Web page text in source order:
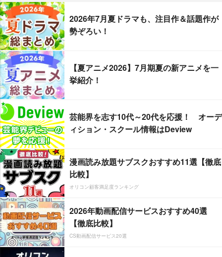
2026年7月夏ドラマも、注目作＆話題作が
勢ぞろい！
【夏アニメ2026】7月期夏の新アニメを一
挙紹介！
芸能界を志す10代～20代を応援！ オーデ
ィション・スクール情報はDeview
漫画読み放題サブスクおすすめ11選【徹底
比較】
オリコン顧客満足度ランキング
2026年動画配信サービスおすすめ40選
【徹底比較】
CS動画配信サービス20選